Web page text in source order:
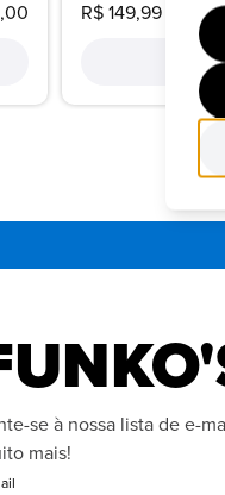
R$ 149,99
se à nossa lista de e-
mais!